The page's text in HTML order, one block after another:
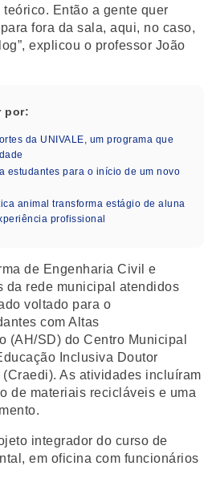
Então a gente quer
fora da sala, aqui, no caso,
explicou o professor João
por:
da UNIVALE, um programa que
estudantes para o início de um novo
animal transforma estágio de aluna
profissional
de Engenharia Civil e
da rede municipal atendidos
voltado para o
com Altas
(AH/SD) do Centro Municipal
Inclusiva Doutor
As atividades incluíram
de materiais recicláveis e uma